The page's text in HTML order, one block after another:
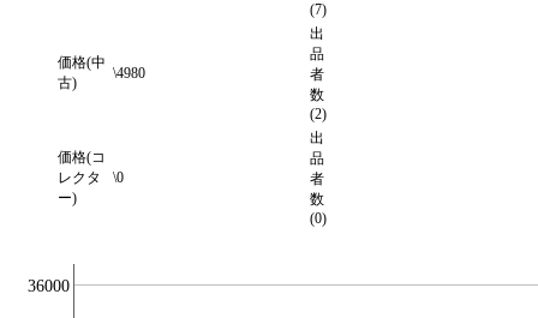
(7)
価格(中
古)
\4980
出
品
者
数
(2)
価格(コ
レクタ
ー)
\0
出
品
者
数
(0)
36000